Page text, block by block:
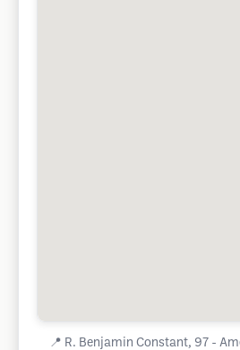
📍 R. Benjamin Constant, 97 -